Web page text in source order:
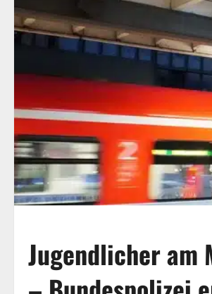
Jugendlicher am